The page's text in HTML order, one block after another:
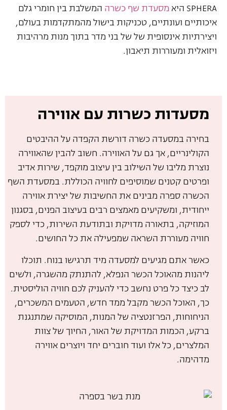
SPHERA היא
מסעדת שף כשרה המשלבת בין חומרי גלם
איכותיים ועונתיים, טכניקות בישול מהמתקדמות בעולם,
ויצירתיות אינסופית של של בני מדר בתוך מנות מרהיבות
ויזואלית ומעוררות תיאבון.
מסעדות כשרות עם אווירה
בחירה במסעדה כשרה דורשת הקפדה על ההיבטים
הקולינריים, אך גם על האווירה. חשוב להבין שהאווירה
נוצרת מליבו של השילוב בין עיצוב מוקפד, שירות אדיב
ופרטים קטנים שמוסיפים לחוויה הכוללת. במסעדת השף
הכשרה ספרה מבינים את החשיבות של יצירת אווירה
ייחודית, ומשקיעים מאמצים רבים בעיצוב הפנים, בסגנון
המוזיקה, בתאורה מדויקת ובתודעת השירות, כדי לספק
חוויה מעוררת השראה שמפעילה את כל החושים.
כאשר אתם מגיעים למסעדה מיד תרגישו בנוח. תוכלו
ליהנות מהאוכל הכשר הנפלא, להתנתק מהשגרה, ולשים
לב כיצד כל פרט נחשב כדי להעניק לכם חוויה הוליסטית.
כך, האוכל הכשר מקבל ממד חדש, הטעמים המשכרים,
הניחוחות, הפרזנטציה של המנות, המוסיקה שמתנגנת
ברקע, הכמות המדויקת של האור, החיוך של צוות
המלצרים, כל אלו ועוד חוברים יחד ויוצרים אווירה
מדהימה.